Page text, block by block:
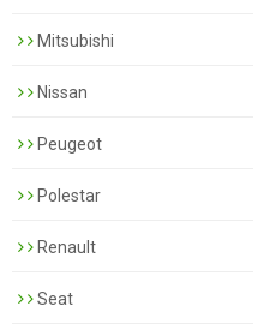
Mitsubishi
Nissan
Peugeot
Polestar
Renault
Seat